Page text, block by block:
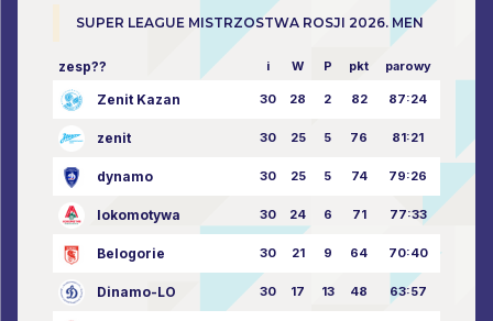
SUPER LEAGUE MISTRZOSTWA ROSJI 2026. MEN
zesp?? i W P pkt parowy
Zenit Kazan 30 28 2 82 87:24
zenit 30 25 5 76 81:21
dynamo 30 25 5 74 79:26
lokomotywa 30 24 6 71 77:33
Belogorie 30 21 9 64 70:40
Dinamo-LO 30 17 13 48 63:57